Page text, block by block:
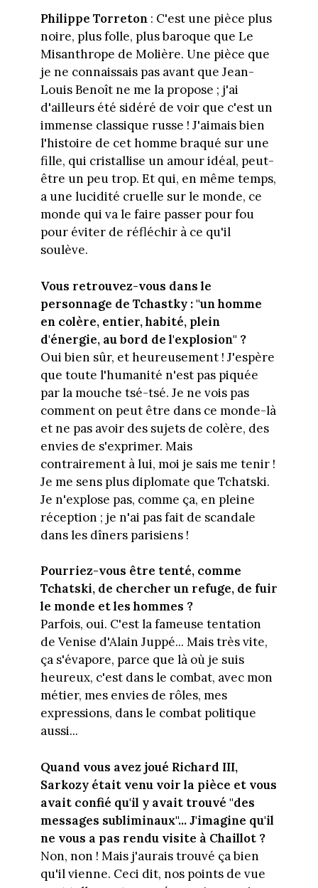
Philippe Torreton: C'est une pièce plus
noire, plus folle, plus baroque que Le
Misanthrope de Molière. Une pièce que
je ne connaissais pas avant que Jean-
Louis Benoît ne me la propose ; j'ai
d'ailleurs été sidéré de voir que c'est un
immense classique russe ! J'aimais bien
l'histoire de cet homme braqué sur une
fille, qui cristallise un amour idéal, peut-
être un peu trop. Et qui, en même temps,
a une lucidité cruelle sur le monde, ce
monde qui va le faire passer pour fou
pour éviter de réfléchir à ce qu'il
soulève.
Vous retrouvez-vous dans le
personnage de Tchastky : "un homme
en colère, entier, habité, plein
d'énergie, au bord de l'explosion" ?
Oui bien sûr, et heureusement ! J'espère
que toute l'humanité n'est pas piquée
par la mouche tsé-tsé. Je ne vois pas
comment on peut être dans ce monde-là
et ne pas avoir des sujets de colère, des
envies de s'exprimer. Mais
contrairement à lui, moi je sais me tenir !
Je me sens plus diplomate que Tchatski.
Je n'explose pas, comme ça, en pleine
réception ; je n'ai pas fait de scandale
dans les dîners parisiens !
Pourriez-vous être tenté, comme
Tchatski, de chercher un refuge, de fuir
le monde et les hommes ?
Parfois, oui. C'est la fameuse tentation
de Venise d'Alain Juppé... Mais très vite,
ça s'évapore, parce que là où je suis
heureux, c'est dans le combat, avec mon
métier, mes envies de rôles, mes
expressions, dans le combat politique
aussi...
Quand vous avez joué Richard III,
Sarkozy était venu voir la pièce et vous
avait confié qu'il y avait trouvé "des
messages subliminaux"... J'imagine qu'il
ne vous a pas rendu visite à Chaillot ?
Non, non ! Mais j'aurais trouvé ça bien
qu'il vienne. Ceci dit, nos points de vue